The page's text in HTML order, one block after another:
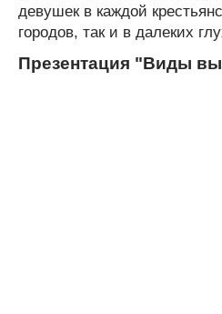
девушек в каждой
городов, так и в далеких
Презентация "Виды